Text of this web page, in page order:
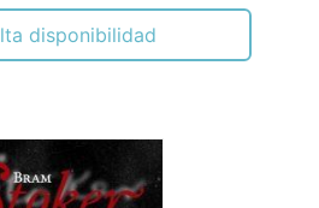
disponibilidad